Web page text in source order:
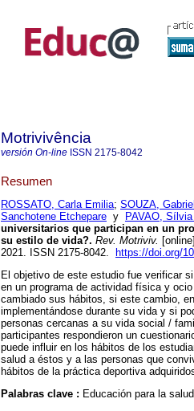
Motrivivência
versión On-line ISSN 2175-8042
Resumen
ROSSATO, Carla Emilia; SOUZA,
Sanchotene Etchepare y PAVAO,
universitarios que participan en un
su estilo de vida?. Rev. Motriviv.
2021. ISSN 2175-8042.
https://doi.org/
El objetivo de este estudio fue verificar
en un programa de actividad física y
cambiado sus hábitos, si este cambio,
implementándose durante su vida y si
personas cercanas a su vida social /
participantes respondieron un
puede influir en los hábitos de los
salud a éstos y a las personas que
hábitos de la práctica deportiva
Palabras clave : Educación para la